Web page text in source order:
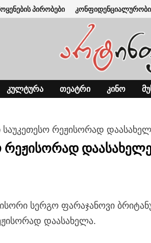
პირობები
ᲙᲣᲚᲢᲣᲠᲐ ᲗᲔᲐᲢᲠᲘ ᲙᲘᲜᲝ
რეჟისორად
რეჟისორად
სერგო ფარაჯანოვი
დაასახელა.